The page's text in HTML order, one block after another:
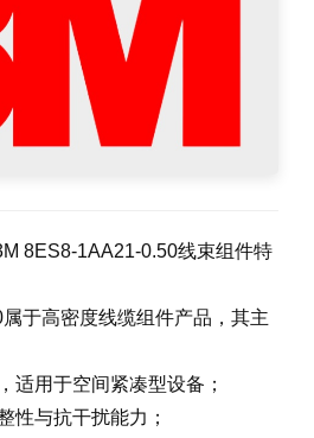
8ES8-1AA21-0.50线束组件特
于高密度线缆组件产品，其主
适用于空间紧凑型设备；
性与抗干扰能力；